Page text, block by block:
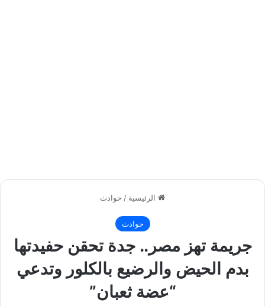
الرئيسية / حوادث
حوادث
جريمة تهز مصر.. جدة تحقن حفيدتها
بدم الحيض والرضيع بالكلور وتدعي
“عضة ثعبان”